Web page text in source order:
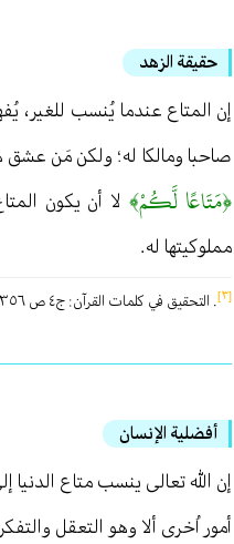
حقيقة الزهد
إن المتاع عندما يُنسب للغير ،
صاحبا ومالكا له ؛ ولكن مَن عشق
﴿مَتَاعًا لَّكُمْ﴾ لا أن يكون
مملوكيتها له .
[٣] . التحقيق في کلمات القرآن : ج٤ ص ٣٥٦ .
أفضلية الإنسان
إن الله تعالى ينسب متاع الدنيا
أمور اُخرى ألا وهو التعقل